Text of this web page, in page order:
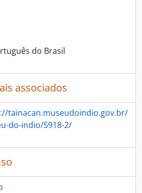
do Brasil
associados
tainacan.museudoindio.gov.br/
do-indio/5918-2/